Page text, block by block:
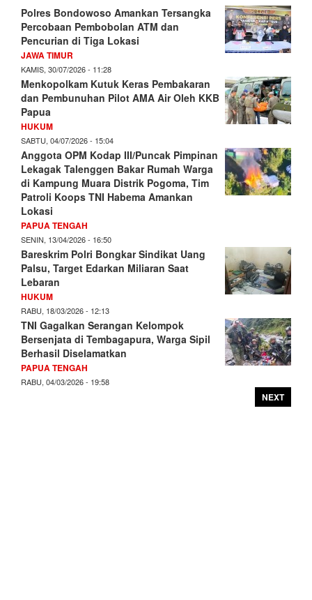
Polres Bondowoso Amankan Tersangka
Percobaan Pembobolan ATM dan
Pencurian di Tiga Lokasi
JAWA TIMUR
KAMIS, 30/07/2026 - 11:28
Menkopolkam Kutuk Keras Pembakaran
dan Pembunuhan Pilot AMA Air Oleh KKB
Papua
HUKUM
SABTU, 04/07/2026 - 15:04
Anggota OPM Kodap III/Puncak Pimpinan
Lekagak Talenggen Bakar Rumah Warga
di Kampung Muara Distrik Pogoma, Tim
Patroli Koops TNI Habema Amankan
Lokasi
PAPUA TENGAH
SENIN, 13/04/2026 - 16:50
Bareskrim Polri Bongkar Sindikat Uang
Palsu, Target Edarkan Miliaran Saat
Lebaran
HUKUM
RABU, 18/03/2026 - 12:13
TNI Gagalkan Serangan Kelompok
Bersenjata di Tembagapura, Warga Sipil
Berhasil Diselamatkan
PAPUA TENGAH
RABU, 04/03/2026 - 19:58
NEXT